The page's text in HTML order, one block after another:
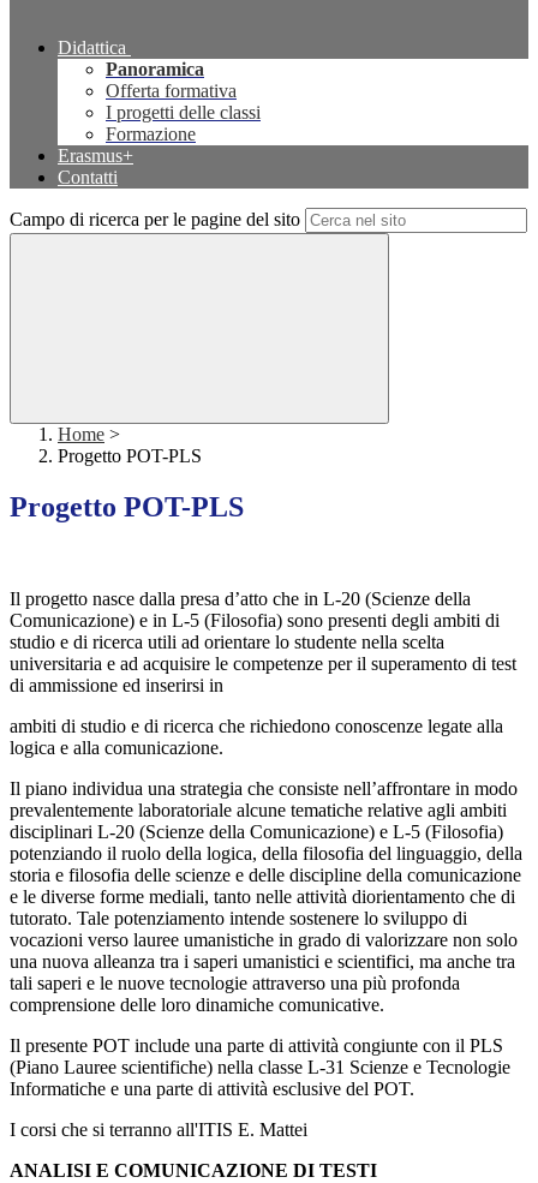
Didattica
Panoramica
Offerta formativa
I progetti delle classi
Formazione
Erasmus+
Contatti
Campo di ricerca per le pagine del sito
Home >
Progetto POT-PLS
Progetto POT-PLS
Il progetto nasce dalla presa d’atto che in L-20 (Scienze della
Comunicazione) e in L-5 (Filosofia) sono presenti degli ambiti di
studio e di ricerca utili ad orientare lo studente nella scelta
universitaria e ad acquisire le competenze per il superamento di test
di ammissione ed inserirsi in
ambiti di studio e di ricerca che richiedono conoscenze legate alla
logica e alla comunicazione.
Il piano individua una strategia che consiste nell’affrontare in modo
prevalentemente laboratoriale alcune tematiche relative agli ambiti
disciplinari L-20 (Scienze della Comunicazione) e L-5 (Filosofia)
potenziando il ruolo della logica, della filosofia del linguaggio, della
storia e filosofia delle scienze e delle discipline della comunicazione
e le diverse forme mediali, tanto nelle attività diorientamento che di
tutorato. Tale potenziamento intende sostenere lo sviluppo di
vocazioni verso lauree umanistiche in grado di valorizzare non solo
una nuova alleanza tra i saperi umanistici e scientifici, ma anche tra
tali saperi e le nuove tecnologie attraverso una più profonda
comprensione delle loro dinamiche comunicative.
Il presente POT include una parte di attività congiunte con il PLS
(Piano Lauree scientifiche) nella classe L-31 Scienze e Tecnologie
Informatiche e una parte di attività esclusive del POT.
I corsi che si terranno all'ITIS E. Mattei
ANALISI E COMUNICAZIONE DI TESTI